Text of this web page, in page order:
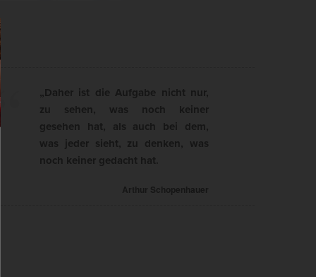
„Daher ist die Aufgabe nicht nur,
zu sehen, was noch keiner
gesehen hat, als auch bei dem,
was jeder sieht, zu denken, was
noch keiner gedacht hat.
Arthur Schopenhauer